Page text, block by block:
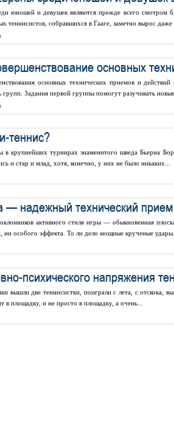
юношей и девушек являются прежде всего смотром
теннисистов, собравшихся в Гааге, заметно вырос даже
основных
основных технических приемов и
Задания первой группы помогут разучивать
теннис?
в крупнейших турнирах знаменитого шведа Бьерна
и стар и млад, хотя, конечно, у них не было никаких...
— надежный технический прием
активного стиля игры — обыкновенная
ни особого эффекта. То ли дело мощные крученые удары...
психического напряжения
вышли две теннисистки, поиграли с лета, с отскока,
в площадку, и не просто в площадку, а очень...